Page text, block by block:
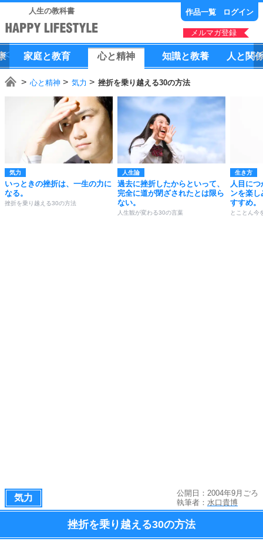
人生の教科書 作品一覧 ログイン
メルマガ登録
家庭と教育 心と精神 知識と教養 人 と 関
心と精神 気力 挫折を乗り越える30の方法
気力
いっときの挫折は、一生の力に
なる。
挫折を乗り越える30の方法
人生論
過去に挫折したからといって、
完全に道が閉ざされたとは限ら
ない。
人生観が変わる30の言葉
生き方
人目に
ンを楽
すすめ。
とことん今
気力
公開日：2004年9月ごろ
執筆者： 水口貴博
挫折を乗り越える30の方法